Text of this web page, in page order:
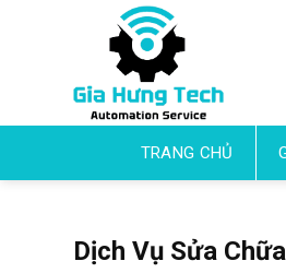
TRANG CHỦ
Dịch Vụ Sửa